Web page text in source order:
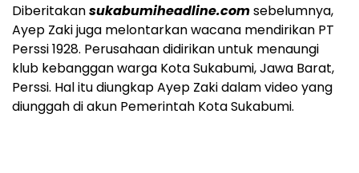
Diberitakansukabumiheadline.comsebelumnya,
Ayep Zaki juga melontarkan wacana mendirikan PT
Perssi 1928. Perusahaan didirikan untuk menaungi
klub kebanggan warga Kota Sukabumi, Jawa Barat,
Perssi. Hal itu diungkap Ayep Zaki dalam video yang
diunggah di akun Pemerintah Kota Sukabumi.